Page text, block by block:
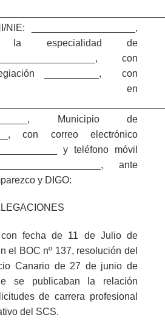
___________________,
especialidad de
con
__________, con
en
Municipio de
con correo electrónico
y teléfono móvil
ante
y DIGO:
fecha de 11 de Julio de
el BOC nº 137, resolución del
Canario de 27 de junio de
se publicaban la relación
de carrera profesional
del SCS.